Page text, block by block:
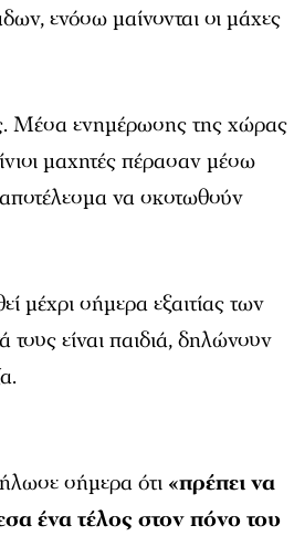
ενόσω μαίνονται οι μάχες
Μέσα ενημέρωσης της χώρας
μαχητές πέρασαν μέσω
να σκοτωθούν
μέχρι σήμερα εξαιτίας των
είναι παιδιά, δηλώνουν
σήμερα ότι «πρέπει να
ένα τέλος στον πόνο του